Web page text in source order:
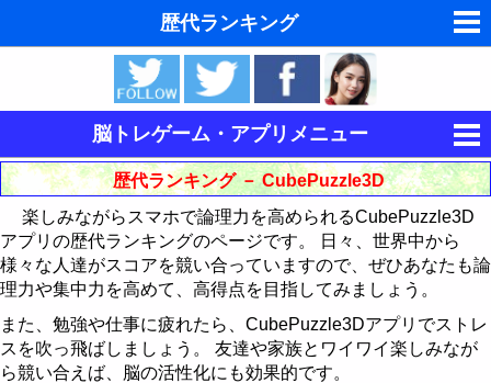
歴代ランキング
夢の夢占い
東洋・西洋占星術
ホラリー占星術
手相占いで未来診断
タロットカードで無料占い
飛星派風水で住宅開運
脳トレゲーム・アプリメニュー
集中力を鍛える
キングをたたけ
歴代ランキング
最近30日間のランキング
Follow The Order
歴代ランキング
最近30日間のランキング
記憶力を鍛える
神経衰弱
歴代ランキング
最近30日間のランキング
論理力を鍛える
15パズル
15パズルの解き方
CubePuzzle3D
歴代ランキング － CubePuzzle3D
楽しみながらスマホで論理力を高められるCubePuzzle3D
アプリの歴代ランキングのページです。 日々、世界中から
様々な人達がスコアを競い合っていますので、ぜひあなたも論
理力や集中力を高めて、高得点を目指してみましょう。
また、勉強や仕事に疲れたら、CubePuzzle3Dアプリでストレ
スを吹っ飛ばしましょう。 友達や家族とワイワイ楽しみなが
ら競い合えば、脳の活性化にも効果的です。